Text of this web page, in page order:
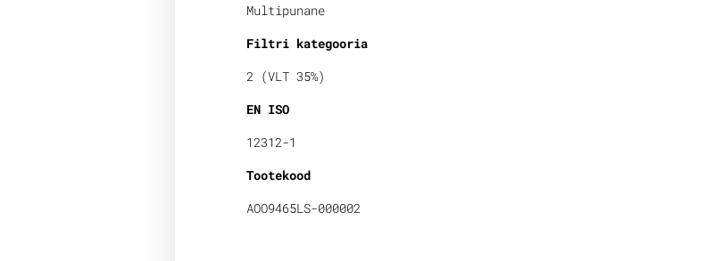
Multipunane
Filtri kategooria
2 (VLT 35%)
EN ISO
12312-1
Tootekood
AOO9465LS-000002